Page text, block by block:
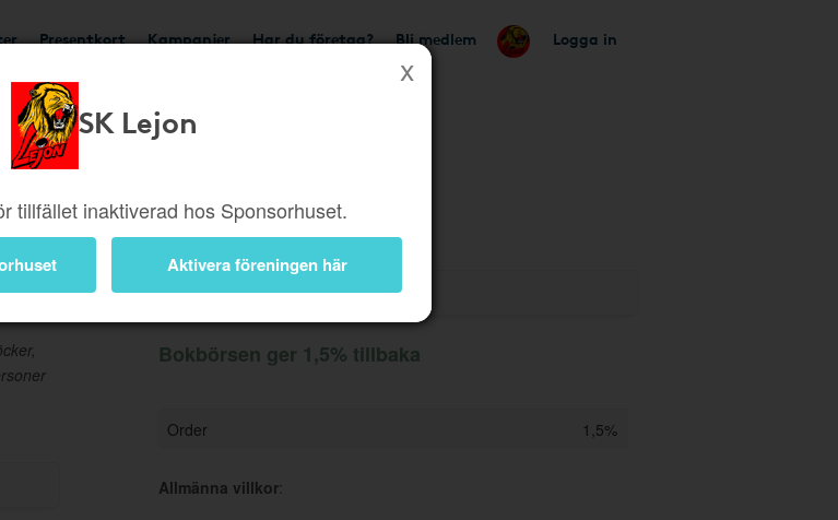
Presentkort Kampanjer Har du företag? Bli medlem Logga in
SK Lejon
tillfället inaktiverad hos Sponsorhuset.
Aktivera föreningen här
Ger 1,5%
Information
Bokbörsen ger 1,5% tillbaka
Order 1,5%
Allmänna villkor: